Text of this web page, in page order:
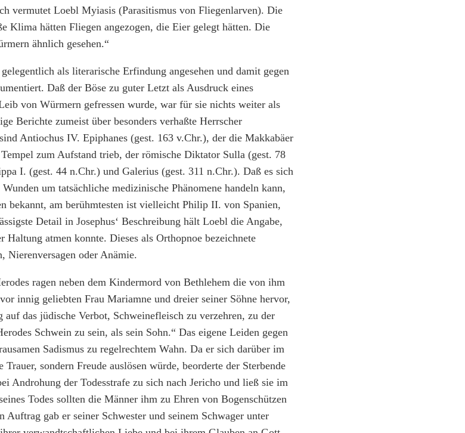
vermutet Loebl Myiasis (Parasitismus von Fliegenlarven). Die
Klima hätten Fliegen angezogen, die Eier gelegt hätten. Die
ähnlich gesehen.“
als literarische Erfindung angesehen und damit gegen
Daß der Böse zu guter Letzt als Ausdruck eines
von Würmern gefressen wurde, war für sie nichts weiter als
Berichte zumeist über besonders verhaßte Herrscher
Antiochus IV. Epiphanes (gest. 163 v.Chr.), der die Makkabäer
zum Aufstand trieb, der römische Diktator Sulla (gest. 78
I. (gest. 44 n.Chr.) und Galerius (gest. 311 n.Chr.). Daß es sich
um tatsächliche medizinische Phänomene handeln kann,
bekannt, am berühmtesten ist vielleicht Philip II. von Spanien,
Detail in Josephus‘ Beschreibung hält Loebl die Angabe,
Haltung atmen konnte. Dieses als Orthopnoe bezeichnete
Nierenversagen oder Anämie.
ragen neben dem Kindermord von Bethlehem die von ihm
innig geliebten Frau Mariamne und dreier seiner Söhne hervor,
das jüdische Verbot, Schweinefleisch zu verzehren, zu der
Schwein zu sein, als sein Sohn.“ Das eigene Leiden gegen
Sadismus zu regelrechtem Wahn. Da er sich darüber im
sondern Freude auslösen würde, beorderte der Sterbende
Androhung der Todesstrafe zu sich nach Jericho und ließ sie im
Todes sollten die Männer ihm zu Ehren von Bogenschützen
Auftrag gab er seiner Schwester und seinem Schwager unter